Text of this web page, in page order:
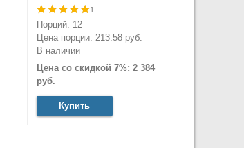
1
Порций: 12
Цена порции: 213.58 руб.
В наличии
Цена со скидкой 7%: 2 384
руб.
Купить